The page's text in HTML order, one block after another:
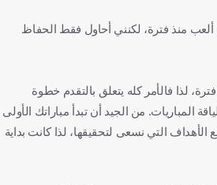
ألعب منذ فترة، لكنني أحاول فقط الحفاظ
لذا فالأمر كله يتعلق بالتقدم خطوة
المباريات. من الجيد أن تبدأ مباراتك الأولى
الأهداف التي نسعى لتحقيقها، لذا كانت بداية